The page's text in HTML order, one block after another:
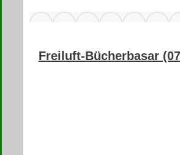
Freiluft-Bücherbasar